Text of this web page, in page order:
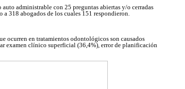
administrable con 25 preguntas abiertas y/o cerradas
318 abogados de los cuales 151 respondieron.
ocurren en tratamientos odontológicos son causados
examen clínico superficial (36,4%), error de planificación